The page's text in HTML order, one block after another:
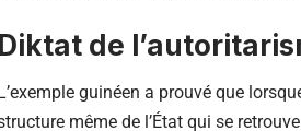
Diktat de
guinéen a prouvé que
même de l’État qui se